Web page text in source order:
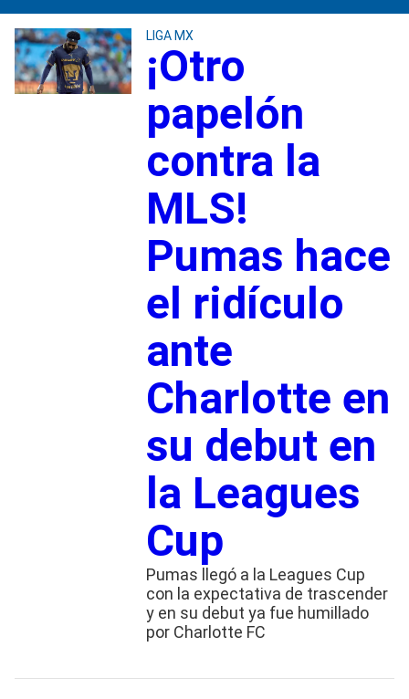
LIGA MX
¡Otro
papelón
contra la
MLS!
Pumas hace
el ridículo
ante
Charlotte en
su debut en
la Leagues
Cup
Pumas llegó a la Leagues Cup
con la expectativa de trascender
y en su debut ya fue humillado
por Charlotte FC